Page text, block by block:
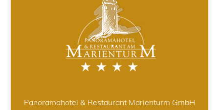
Panoramahotel & Restaurant Marienturm GmbH